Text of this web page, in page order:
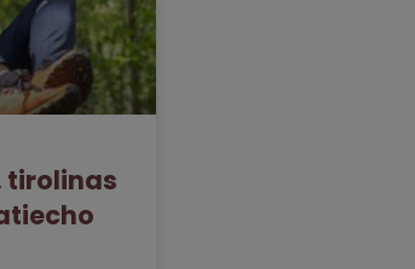
tirolinas